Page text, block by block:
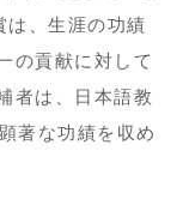
は、生涯の功績
の貢献に対して
者は、日本語教
著な功績を収め